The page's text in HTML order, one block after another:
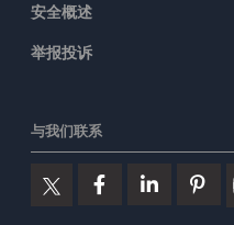
安全概述
举报投诉
与我们联系